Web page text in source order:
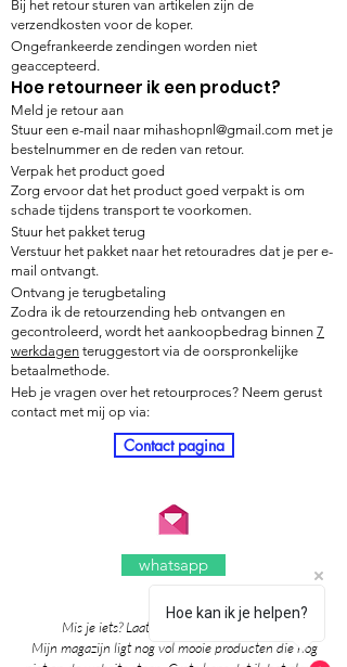
Bij het retour sturen van artikelen zijn de
verzendkosten voor de koper.
Ongefrankeerde zendingen worden niet
geaccepteerd.
Hoe retourneer ik een product?
Meld je retour aan
Stuur een e-mail naar mihashopnl@gmail.com met je
bestelnummer en de reden van retour.
Verpak het product goed
Zorg ervoor dat het product goed verpakt is om
schade tijdens transport te voorkomen.
Stuur het pakket terug
Verstuur het pakket naar het retouradres dat je per e-
mail ontvangt.
Ontvang je terugbetaling
Zodra ik de retourzending heb ontvangen en
gecontroleerd, wordt het aankoopbedrag binnen 7
werkdagen teruggestort via de oorspronkelijke
betaalmethode.
Heb je vragen over het retourproces? Neem gerust
contact met mij op via:
Contact pagina
whatsapp
Mis je iets? Laat het me vooral weten! 🎉
Mijn magazijn ligt nog vol mooie producten die nog
Hoe kan ik je helpen?